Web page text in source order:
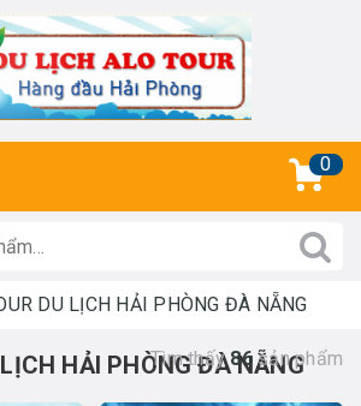
0
DU LỊCH HẢI PHÒNG ĐÀ NẴNG
HẢI PHÒNG ĐÀ NẴNG
Tìm thấy86sản phẩm